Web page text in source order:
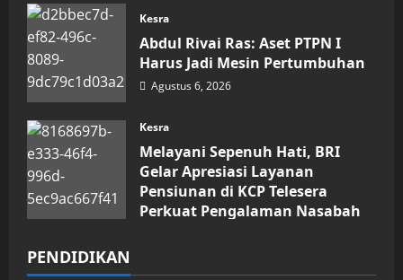
Kesra
Abdul Rivai Ras: Aset PTPN I
Harus Jadi Mesin Pertumbuhan
Agustus 6, 2026
Kesra
Melayani Sepenuh Hati, BRI
Gelar Apresiasi Layanan
Pensiunan di KCP Telesera
Perkuat Pengalaman Nasabah
PENDIDIKAN
Pendidikan